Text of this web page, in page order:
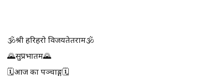
🕉श्री हरिहरो विजयतेतराम🕉
🌄सुप्रभातम🌄
🗓आज का पञ्चाङ्ग🗓